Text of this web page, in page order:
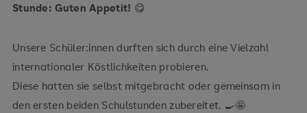
Stunde: Guten Appetit! 😋
Unsere Schüler:innen durften sich durch eine Vielzahl
internationaler Köstlichkeiten probieren.
Diese hatten sie selbst mitgebracht oder gemeinsam in
den ersten beiden Schulstunden zubereitet. 🍳🤩